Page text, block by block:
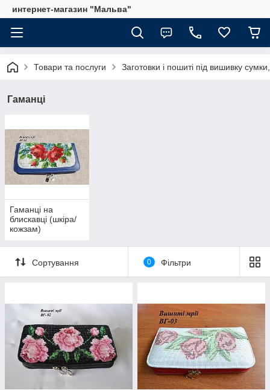
интернет-магазин "Мальва"
Товари та послуги Заготовки і пошиті під вишивку
Гаманці
Гаманці на
блискавці (шкіра/
кожзам)
Сортування 0 Фільтри